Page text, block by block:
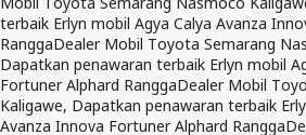
terbaik Erlyn mobil Agya Calya Avanza
RanggaDealer Mobil Toyota Semarang
Dapatkan penawaran terbaik Erlyn mobil
Fortuner Alphard RanggaDealer Mobil
Kaligawe, Dapatkan penawaran terbaik
Avanza Innova Fortuner Alphard Rangga